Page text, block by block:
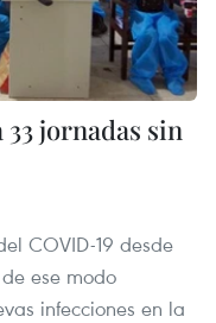
jornadas sin
COVID-19 desde
ese modo
infecciones en la